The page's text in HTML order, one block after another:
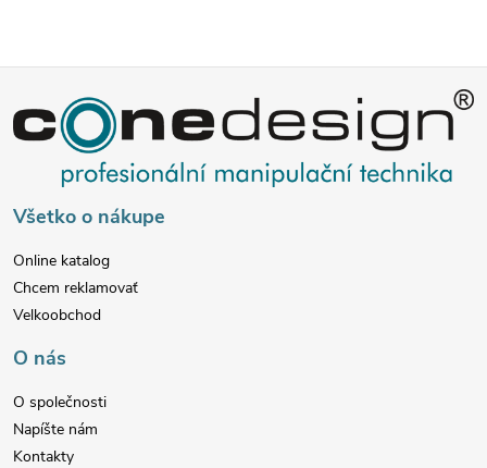
á
p
ä
t
e
Všetko o nákupe
Online katalog
Chcem reklamovať
Velkoobchod
O nás
O společnosti
Napíšte nám
Kontakty